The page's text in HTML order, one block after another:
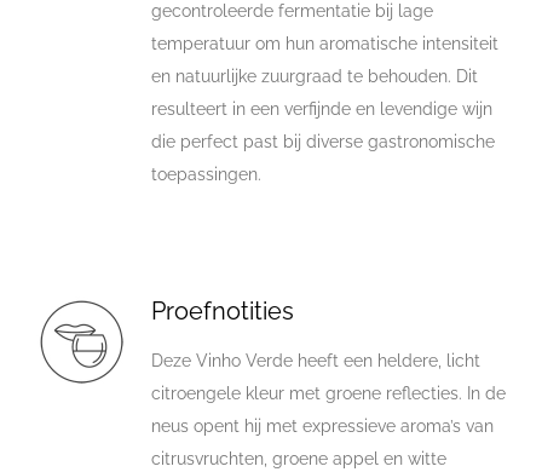
gecontroleerde fermentatie bij lage
temperatuur om hun aromatische intensiteit
en natuurlijke zuurgraad te behouden. Dit
resulteert in een verfijnde en levendige wijn
die perfect past bij diverse gastronomische
toepassingen.
Proefnotities
Deze Vinho Verde heeft een heldere, licht
citroengele kleur met groene reflecties. In de
neus opent hij met expressieve aroma’s van
citrusvruchten, groene appel en witte